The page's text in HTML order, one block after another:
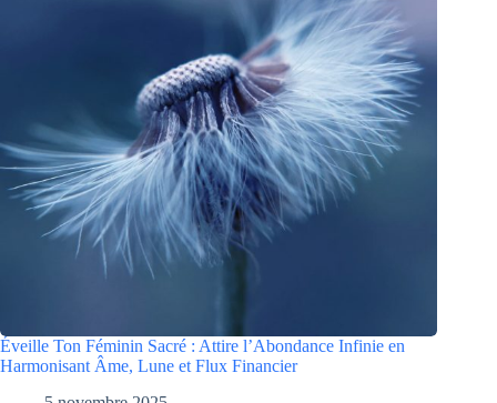
Éveille Ton Féminin Sacré : Attire l’Abondance Infinie en
Harmonisant Âme, Lune et Flux Financier